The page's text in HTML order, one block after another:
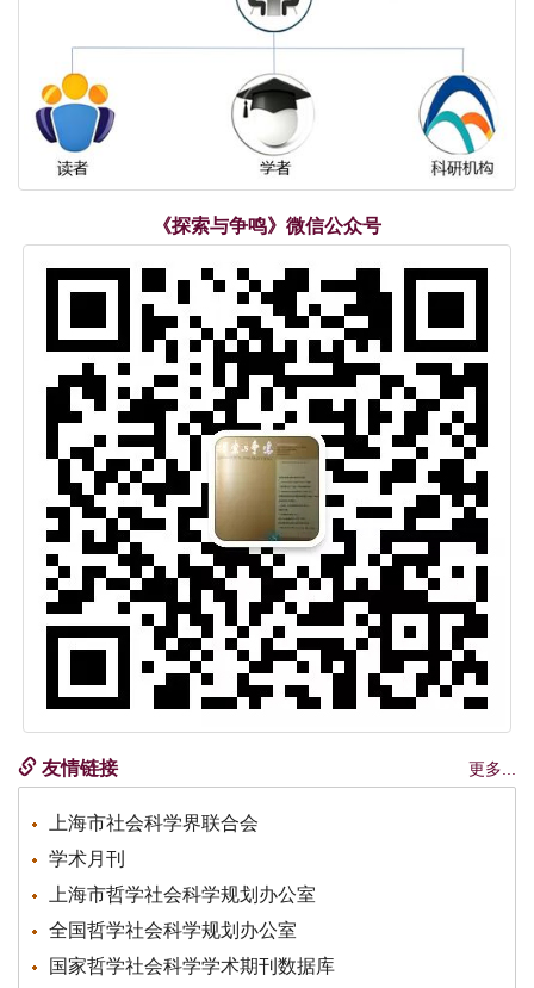
《探索与争鸣》微信公众号
友情链接 更多...
上海市社会科学界联合会
学术月刊
上海市哲学社会科学规划办公室
全国哲学社会科学规划办公室
国家哲学社会科学学术期刊数据库